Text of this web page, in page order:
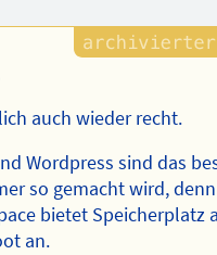
auch wieder recht.
Wordpress sind das
so gemacht wird,
bietet Speicherplatz
an.